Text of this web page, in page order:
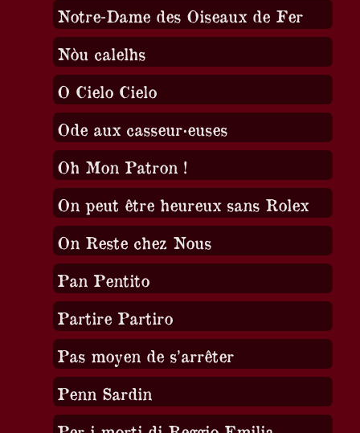
Notre-Dame des Oiseaux de Fer
Nòu calelhs
O Cielo Cielo
Ode aux casseur·euses
Oh Mon Patron !
On peut être heureux sans Rolex
On Reste chez Nous
Pan Pentito
Partire Partiro
Pas moyen de s’arrêter
Penn Sardin